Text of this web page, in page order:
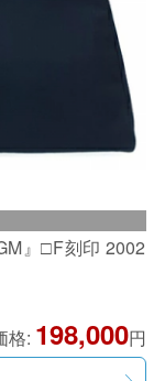
』□F刻印 2002
格: 198,000円